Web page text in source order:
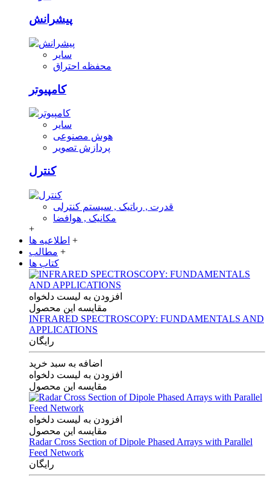
پیشرانش
سایر
محفظه احتراق
کامپیوتر
سایر
هوش مصنوعی
پردازش تصویر
کنترل
قدرت , رباتیک , سیستم کنترلی
مکانیک , هوافضا
+
اطلاعیه ها +
مطالب +
کتاب ها
افزودن به لیست دلخواه
مقایسه این محصول
INFRARED SPECTROSCOPY: FUNDAMENTALS AND
APPLICATIONS
رایگان
اضافه به سبد خرید
افزودن به لیست دلخواه
مقایسه این محصول
افزودن به لیست دلخواه
مقایسه این محصول
Radar Cross Section of Dipole Phased Arrays with Parallel
Feed Network
رایگان